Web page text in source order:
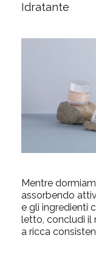
Idratante
Mentre
assorbendo
e gli ingredienti
letto, concludi il
a ricca